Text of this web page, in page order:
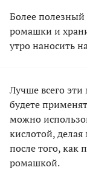
Более полезный
ромашки и
утро наносить
Лучше всего
будете
можно
кислотой,
после того, как
ромашкой.